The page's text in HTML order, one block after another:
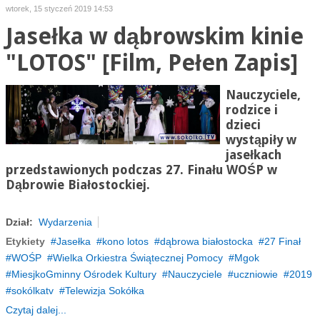
wtorek, 15 styczeń 2019 14:53
Jasełka w dąbrowskim kinie
"LOTOS" [Film, Pełen Zapis]
Nauczyciele,
rodzice i
dzieci
wystąpiły w
jasełkach
przedstawionych podczas 27. Finału WOŚP w
Dąbrowie Białostockiej.
Dział: Wydarzenia
Etykiety
Jasełka kono lotos dąbrowa białostocka
27 Finał
WOŚP
Wielka Orkiestra Świątecznej Pomocy
Mgok
MiesjkoGminny Ośrodek Kultury
Nauczyciele uczniowie
2019
sokólkatv
Telewizja Sokółka
Czytaj dalej...